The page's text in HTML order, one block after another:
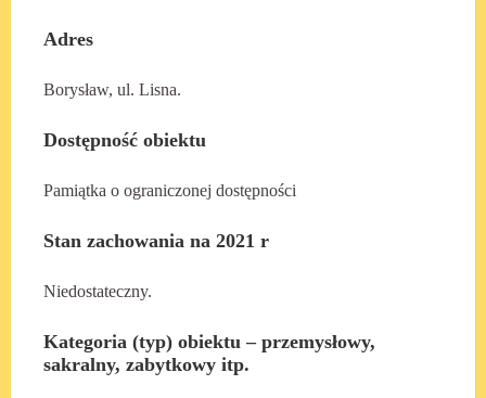
Adres
Borysław, ul. Lisna.
Dostępność obiektu
Pamiątka o ograniczonej dostępności
Stan zachowania na 2021 r
Niedostateczny.
Kategoria (typ) obiektu – przemysłowy,
sakralny, zabytkowy itp.